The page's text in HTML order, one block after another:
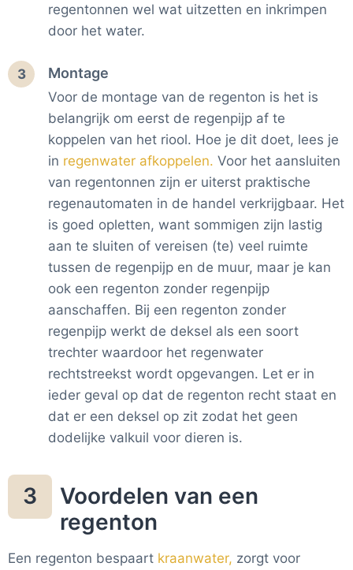
regentonnen wel wat uitzetten en inkrimpen
door het water.
3 Montage
Voor de montage van de regenton is het is
belangrijk om eerst de regenpijp af te
koppelen van het riool. Hoe je dit doet, lees je
in regenwater afkoppelen. Voor het aansluiten
van regentonnen zijn er uiterst praktische
regenautomaten in de handel verkrijgbaar. Het
is goed opletten, want sommigen zijn lastig
aan te sluiten of vereisen (te) veel ruimte
tussen de regenpijp en de muur, maar je kan
ook een regenton zonder regenpijp
aanschaffen. Bij een regenton zonder
regenpijp werkt de deksel als een soort
trechter waardoor het regenwater
rechtstreekst wordt opgevangen. Let er in
ieder geval op dat de regenton recht staat en
dat er een deksel op zit zodat het geen
dodelijke valkuil voor dieren is.
3
Voordelen van een
regenton
Een regenton bespaart kraanwater, zorgt voor